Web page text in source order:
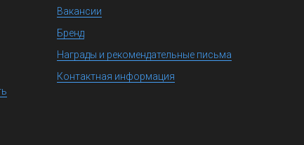
Вакансии
Бренд
Награды и рекомендательные письма
Контактная информация